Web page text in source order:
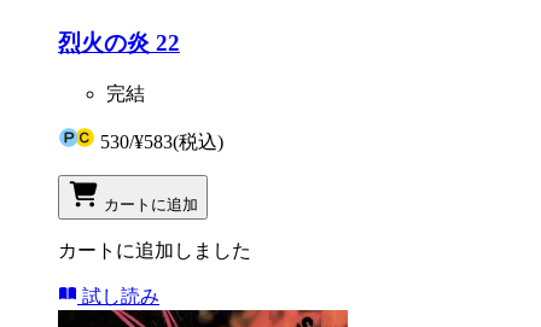
烈火の炎 22
完結
530/¥583(税込)
カートに追加
カートに追加しました
試し読み